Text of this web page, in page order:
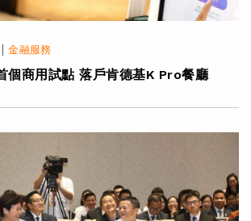
| 金融服務
個商用試點 落戶肯德基K Pro餐廳